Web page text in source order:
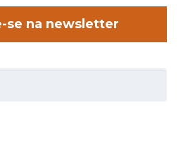
se na newsletter